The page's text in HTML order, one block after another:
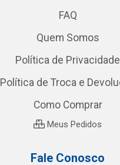
FAQ
Quem Somos
Política de Privacidade
Política de Troca e
Como Comprar
Meus Pedidos
Fale Conosco